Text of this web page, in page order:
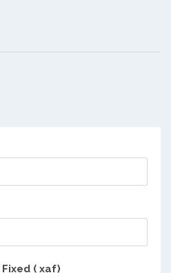
Fixed ( xaf)